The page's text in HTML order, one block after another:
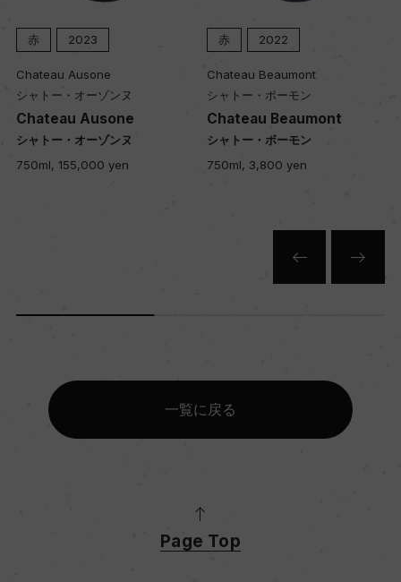
赤 2023
Chateau Ausone
シャトー・オーゾンヌ
Chateau Ausone
シャトー・オーゾンヌ
750ml, 155,000 yen
赤 2022
Chateau Beaumont
シャトー・ボーモン
Chateau Beaumont
シャトー・ボーモン
750ml, 3,800 yen
一覧に戻る
Page Top